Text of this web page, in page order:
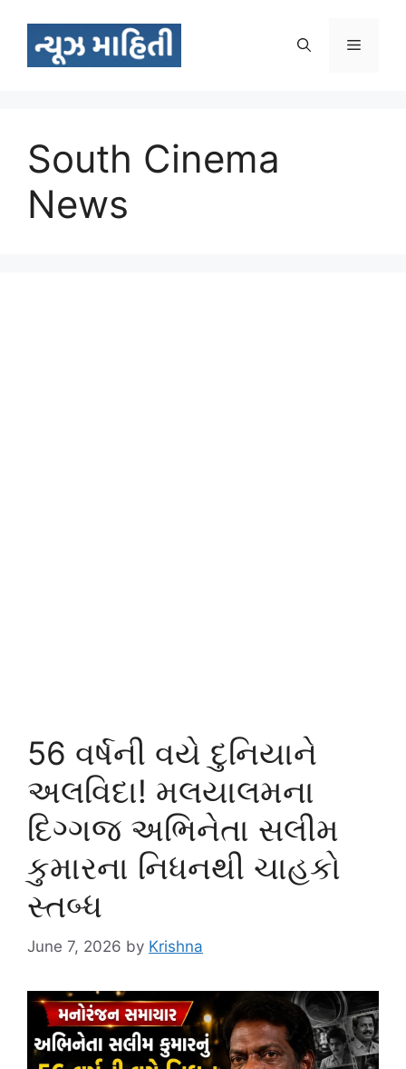
content
Menu
South Cinema
News
56 વર્ષની વયે દુનિયાને
અલવિદા! મલયાલમના
દિગ્ગજ અભિનેતા સલીમ
કુમારના નિધનથી ચાહકો
સ્તબ્ધ
June 7, 2026 by Krishna